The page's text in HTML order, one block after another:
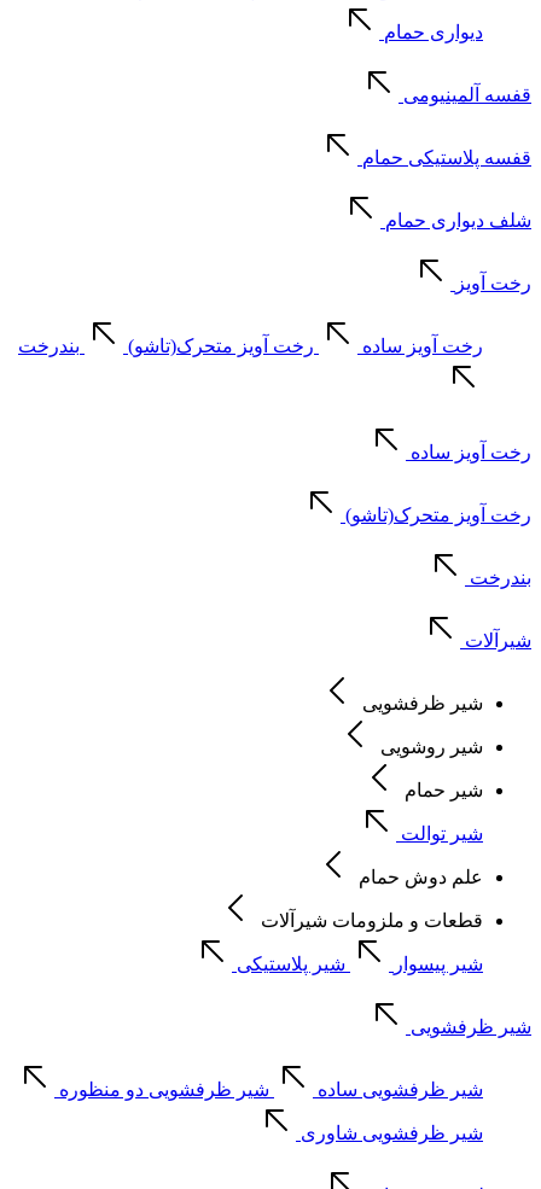
دیواری حمام
قفسه آلمینیومی
قفسه پلاستیکی حمام
شلف دیواری حمام
رخت آویز
رخت آویز ساده رخت آویز متحرک(تاشو) بندرخت
رخت آویز ساده
رخت آویز متحرک(تاشو)
بندرخت
شیرآلات
شیر ظرفشویی
شیر روشویی
شیر حمام
شیر توالت
علم دوش حمام
قطعات و ملزومات شیرآلات
شیر پیسوار شیر پلاستیکی
شیر ظرفشویی
شیر ظرفشویی ساده شیر ظرفشویی دو منظوره
شیر ظرفشویی شاوری